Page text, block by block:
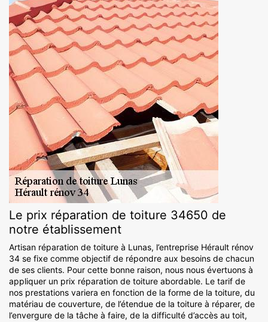
Le prix réparation de toiture 34650 de
notre établissement
Artisan réparation de toiture à Lunas, l’entreprise Hérault rénov
34 se fixe comme objectif de répondre aux besoins de chacun
de ses clients. Pour cette bonne raison, nous nous évertuons à
appliquer un prix réparation de toiture abordable. Le tarif de
nos prestations variera en fonction de la forme de la toiture, du
matériau de couverture, de l’étendue de la toiture à réparer, de
l’envergure de la tâche à faire, de la difficulté d’accès au toit,